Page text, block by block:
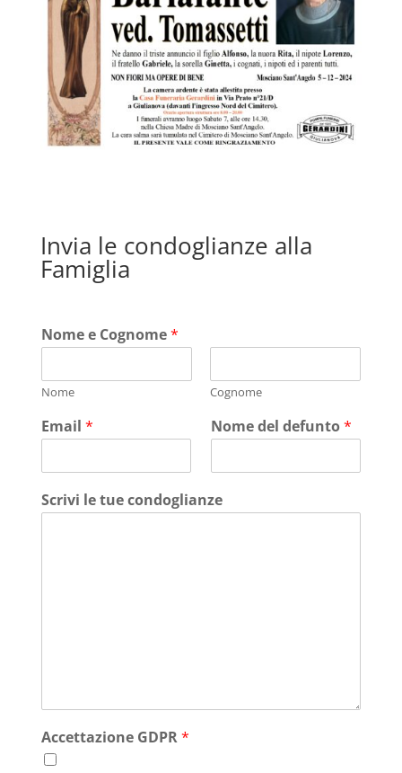
Invia le condoglianze alla
Famiglia
Nome e Cognome*
Nome Cognome
Email * Nome del defunto*
Scrivi le tue condoglianze
Accettazione GDPR*